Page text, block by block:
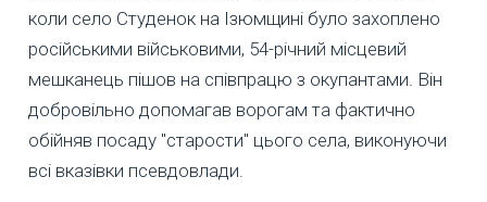
коли село Студенок на Ізюмщині було захоплено
російськими військовими, 54-річний місцевий
мешканець пішов на співпрацю з окупантами. Він
добровільно допомагав ворогам та фактично
обійняв посаду "старости" цього села, виконуючи
всі вказівки псевдовлади.